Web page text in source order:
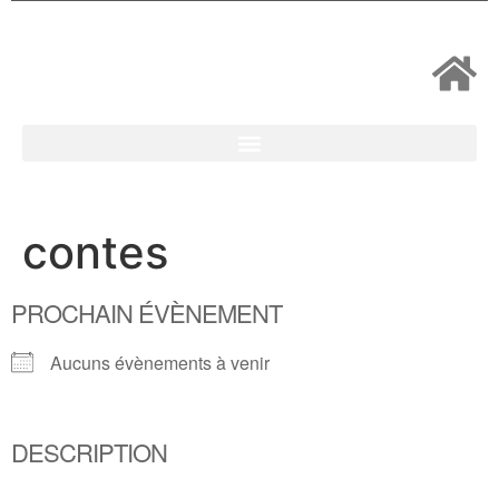
contes
PROCHAIN ÉVÈNEMENT
Aucuns évènements à venir
DESCRIPTION